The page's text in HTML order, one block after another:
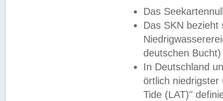
Das
Das SKN
deutschen
In Deutschland
örtlich
Tide (LAT)"